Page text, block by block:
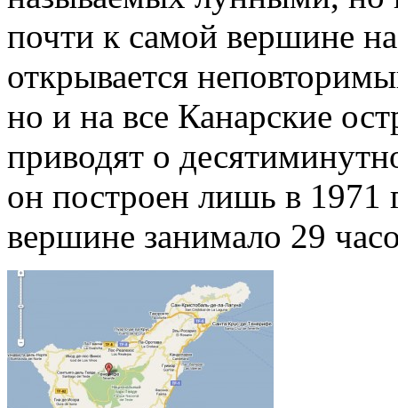
почти к самой вершине
открывается
но и на все Канарские
приводят о
он построен лишь в 1971
вершине занимало 29